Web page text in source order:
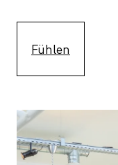
Fühlen